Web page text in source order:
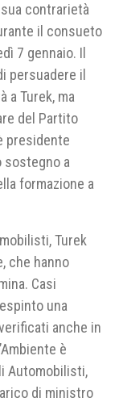
contrarietà
il consueto
7 gennaio. Il
persuadere il
a Turek, ma
del Partito
presidente
sostegno a
formazione a
Turek
che hanno
Casi
una
anche in
è
Automobilisti,
di ministro